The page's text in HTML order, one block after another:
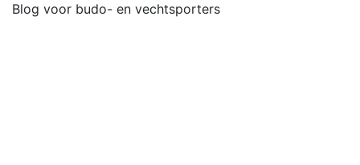
Blog voor budo- en vechtsporters